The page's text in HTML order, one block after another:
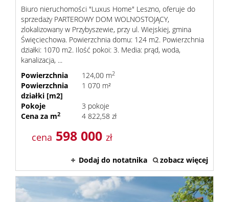
Biuro nieruchomości "Luxus Home" Leszno, oferuje do
sprzedaży PARTEROWY DOM WOLNOSTOJĄCY,
zlokalizowany w Przybyszewie, przy ul. Wiejskiej, gmina
Święciechowa. Powierzchnia domu: 124 m2. Powierzchnia
działki: 1070 m2. Ilość pokoi: 3. Media: prąd, woda,
kanalizacja, ...
Powierzchnia
124,00 m2
Powierzchnia
działki [m2]
1 070 m²
Pokoje
3 pokoje
Cena za m2 4 822,58 zł
cena 598 000 zł
Dodaj do notatnika zobacz więcej